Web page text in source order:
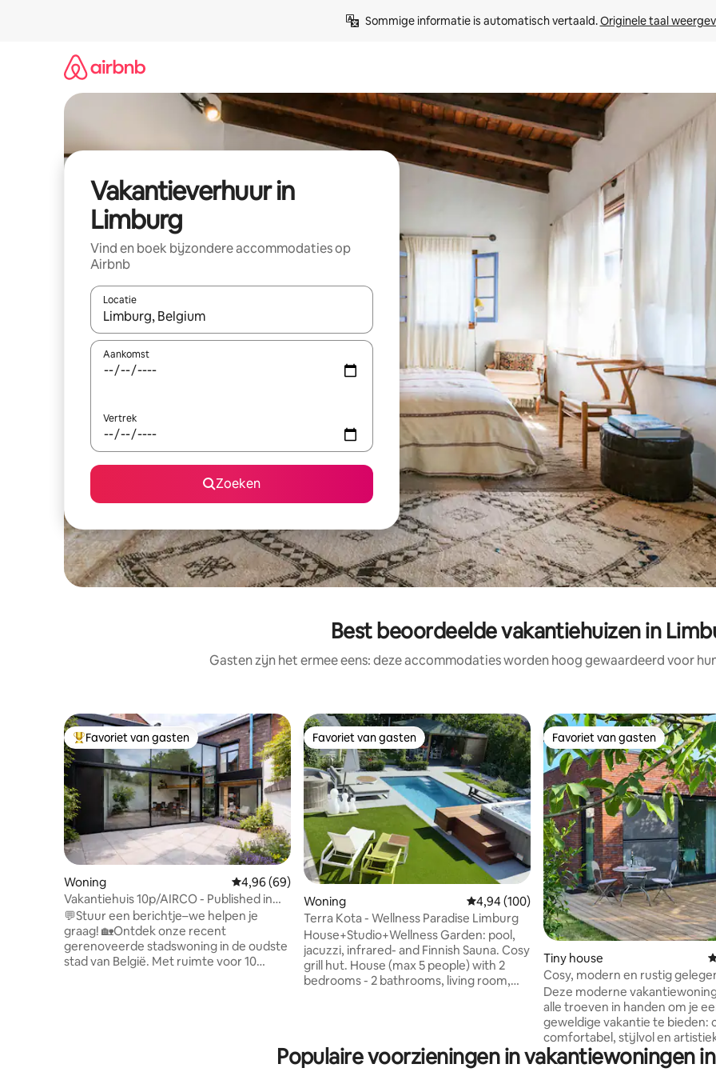
Sommige informatie is automatisch vertaald. Originele taal
Vakantieverhuur in
Limburg
Vind en boek bijzondere accommodaties op
Airbnb
Locatie
Wanneer er suggesties beschikbaar zijn, maak je een keuze met je de pijltjestoetsen omhoog en omlaag, óf door te
Aankomst
Vertrek
Zoeken
Best beoordeelde vakantiehuizen in
Gasten zijn het ermee eens: deze accommodaties worden hoog gewaardeerd voor
Topfavoriet van gasten
Favoriet van gasten
Woning Gemiddelde beoordeling van 4,96 uit 5, 69 recensies
4,96 (69)
Vakantiehuis 10p/AIRCO - Published in
Designboek
💬Stuur een berichtje–we helpen je
graag! 🏡Ontdek onze recent
gerenoveerde stadswoning in de oudste
stad van België. Met ruimte voor 10
de rijke geschiedenis wilt ontdekken of
gewoon wilt ontspannen, ons huis biedt
Favoriet van gasten
Favoriet van gasten
Woning Gemiddelde beoordeling van 4,94 uit 5, 100
4,94 (100)
Terra Kota - Wellness Paradise Limburg
House+Studio+Wellness Garden: pool,
jacuzzi, infrared- and Finnish Sauna. Cosy
grill hut. House (max 5 people) with 2
bedrooms - 2 bathrooms, living room,
short stays, guests can order breakfast
(available in the fridge) and BBQ or Thai
Favoriet van gasten
Favoriet van gasten
Tiny house
Cosy, modern en rustig
vakantiehuis
Deze moderne
alle troeven in handen om je
geweldige vakantie te bieden:
comfortabel, stijlvol en
ingericht, met ambachtelijk
heerlijke regendouche, een
Populaire voorzieningen in vakantiewoningen